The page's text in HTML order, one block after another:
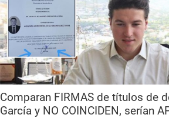
Comparan FIRMAS de títulos de
García y NO COINCIDEN, serían